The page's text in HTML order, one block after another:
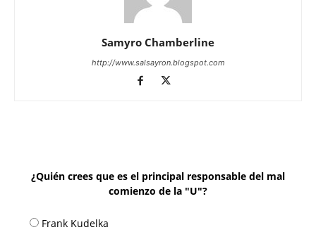
Samyro Chamberline
http://www.salsayron.blogspot.com
¿Quién crees que es el principal responsable del mal
comienzo de la "U"?
Frank Kudelka